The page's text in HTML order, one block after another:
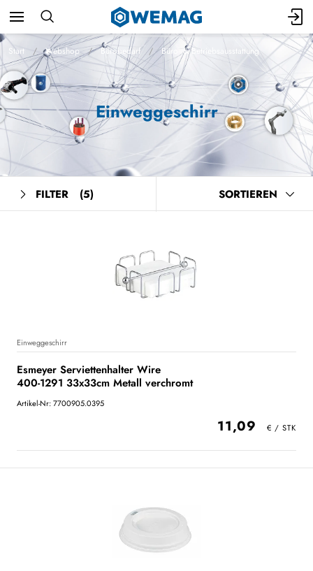
Start Webshop Bürobedarf Büro- & Betriebsausstattung
Einweggeschirr
FILTER (5) SORTIEREN
Einweggeschirr
Esmeyer Serviettenhalter Wire
400-1291 33x33cm Metall verchromt
Artikel-Nr: 7700905.0395
11,09